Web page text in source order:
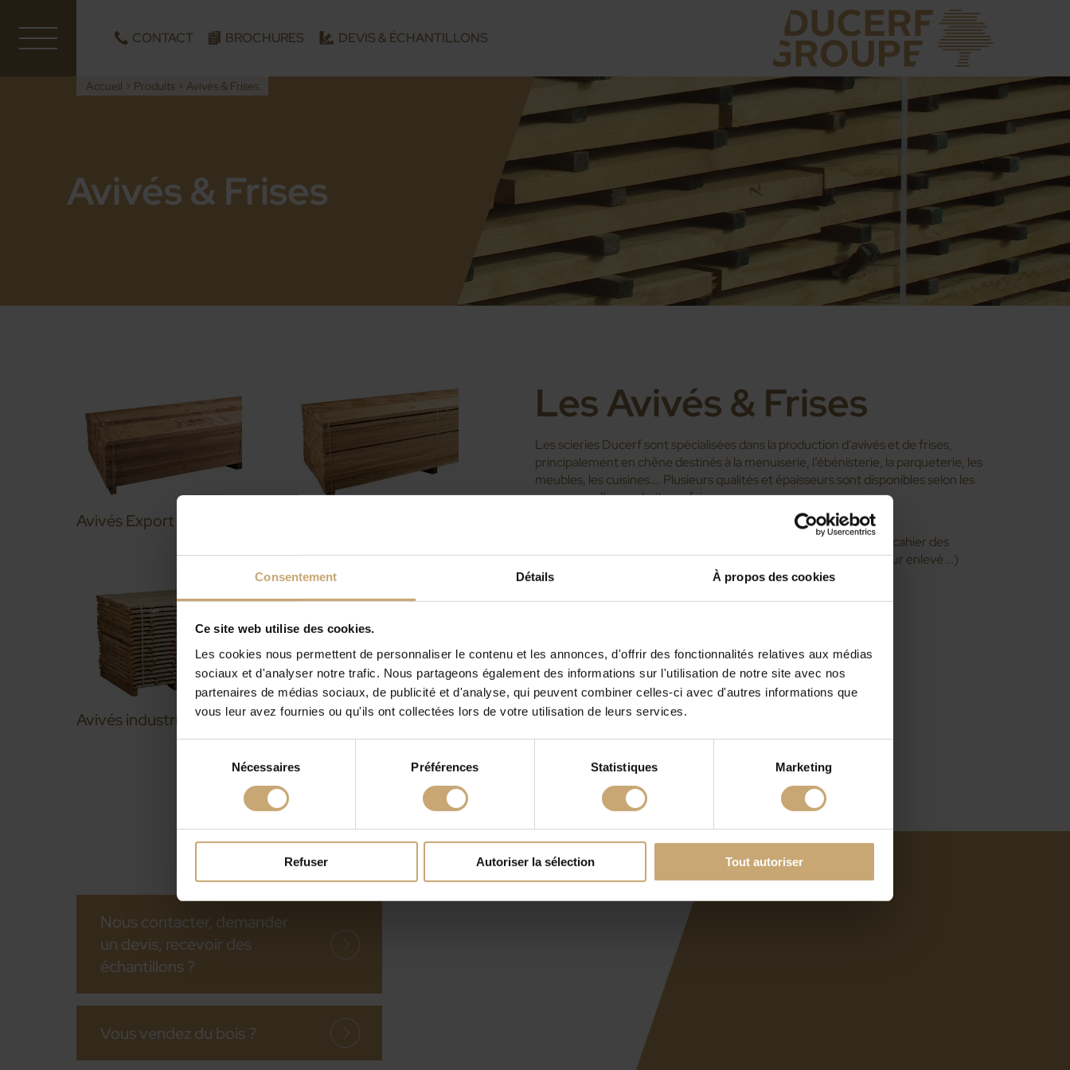
Consentement Détails À propos des cookies
Ce site web utilise des cookies.
Les cookies nous permettent de personnaliser le contenu et les annonces, d'offrir des fonctionnalités relatives aux médias
sociaux et d'analyser notre trafic. Nous partageons également des informations sur l'utilisation de notre site avec nos
partenaires de médias sociaux, de publicité et d'analyse, qui peuvent combiner celles-ci avec d'autres informations que
vous leur avez fournies ou qu'ils ont collectées lors de votre utilisation de leurs services.
consentement
Nécessaires Préférences Statistiques Marketing
Refuser Autoriser la sélection Tout autoriser
CONTACT BROCHURES DEVIS & ÉCHANTILLONS
Accueil > Produits > Avivés & Frises
Avivés & Frises
Avivés Export KD
Avivés industriels
Les Avivés & Frises
Les scieries Ducerf sont spécialisées dans la production d’avivés et de frises,
principalement en chêne destinés à la menuiserie, l’ébénisterie, la parqueterie, les
meubles, les cuisines…. Plusieurs qualités et épaisseurs sont disponibles selon les
usages que l’on souhaite en faire.
Les avivés chêne sont constitués de planches délignées selon un cahier des
charges précis (débits parallèles, aubier partiellement enlevé, cœur enlevé …)
Nous contacter, demander
un devis, recevoir des
échantillons ?
Vous vendez du bois ?